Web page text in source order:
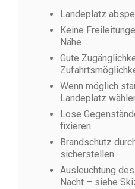
Landeplatz
Keine
Nähe
Gute
Wenn möglich
Landeplatz
Lose
fixieren
Brandschutz
sicherstellen
Ausleuchtung
Nacht – siehe